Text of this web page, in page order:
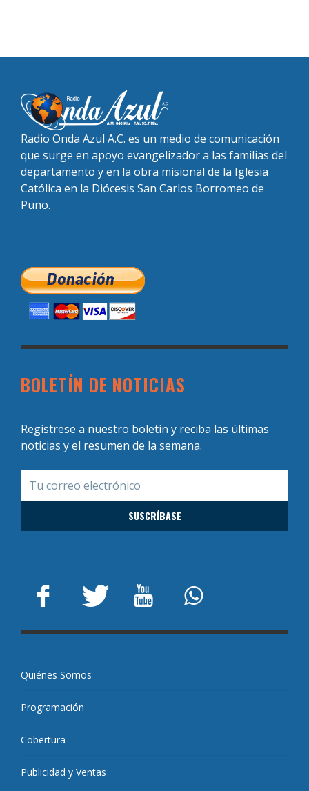
Radio Onda Azul A.C. es un medio de comunicación
que surge en apoyo evangelizador a las familias del
departamento y en la obra misional de la Iglesia
Católica en la Diócesis San Carlos Borromeo de
Puno.
BOLETÍN DE NOTICIAS
Regístrese a nuestro boletín y reciba las últimas
noticias y el resumen de la semana.
Quiénes Somos
Programación
Cobertura
Publicidad y Ventas